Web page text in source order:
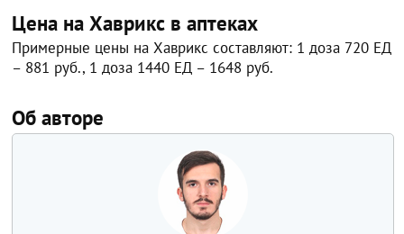
Цена на Хаврикс в аптеках
Примерные цены на Хаврикс составляют: 1 доза 720 ЕД
– 881 руб., 1 доза 1440 ЕД – 1648 руб.
Об авторе